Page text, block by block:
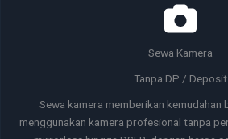
Sewa Kamera
Tanpa DP / Deposit
Sewa kamera memberikan kemudahan
menggunakan kamera profesional tanpa